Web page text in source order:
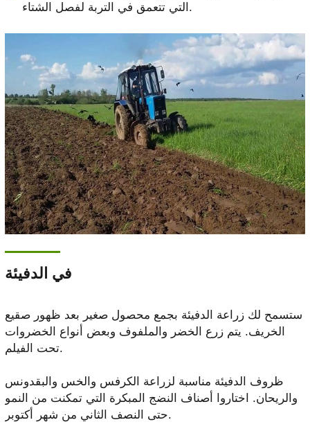
التي تتعمق في التربة لفصل الشتاء.
في الدفيئة
ستسمح لك زراعة الدفيئة بجمع محصول صغير بعد ظهور صقيع
الخريف. يتم زرع الخضر والملفوف وبعض أنواع الخضروات
تحت الفيلم.
ظروف الدفيئة مناسبة لزراعة الكرفس والخس والبقدونس
والريحان. اختاروا أصناف النضج المبكرة التي تمكنت من النمو
حتى النصف الثاني من شهر أكتوبر.